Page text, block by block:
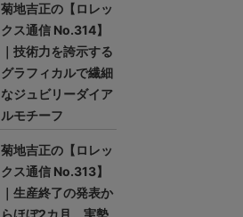
菊地吉正の【ロレッ
クス通信 No.314】
｜技術力を誇示する
グラフィカルで繊細
なジュビリーダイア
ルモチーフ
菊地吉正の【ロレッ
クス通信 No.313】
｜生産終了の発表か